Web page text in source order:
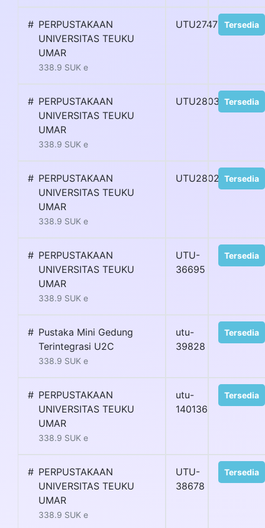
# PERPUSTAKAAN
UNIVERSITAS TEUKU
UMAR
338.9 SUK e
UTU27473 Tersedia
# PERPUSTAKAAN
UNIVERSITAS TEUKU
UMAR
338.9 SUK e
UTU28032Tersedia
# PERPUSTAKAAN
UNIVERSITAS TEUKU
UMAR
338.9 SUK e
UTU28028Tersedia
# PERPUSTAKAAN
UNIVERSITAS TEUKU
UMAR
338.9 SUK e
UTU-
36695
Tersedia
# Pustaka Mini Gedung
Terintegrasi U2C
338.9 SUK e
utu-
39828
Tersedia
# PERPUSTAKAAN
UNIVERSITAS TEUKU
UMAR
338.9 SUK e
utu-
140136
Tersedia
# PERPUSTAKAAN
UNIVERSITAS TEUKU
UMAR
338.9 SUK e
UTU-
38678
Tersedia